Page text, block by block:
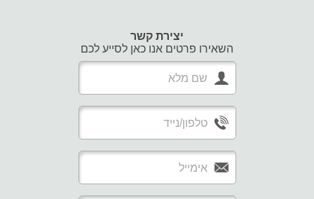
יצירת קשר
השאירו פרטים אנו כאן לסייע לכם